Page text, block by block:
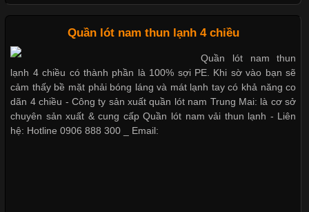
Cập nhật 2026-05-20 14:58:56
Vải thun là một trong những chất liệu được sử dụng rộng rãi
nhất trong ngành thời trang nhờ đặc tính co giãn, mềm mại và
thoải mái khi mặc. Từ áo thun, đồ thể thao cho đến đồ lót nam,
vải thun luôn đóng vai trò quan trọng trong quá trình sản xuất.
Hiện nay, nhu cầu tìm kiếm quần lót nam giá
Quần lót nam thun lạnh 4 chiều
Quần lót nam thun
lạnh 4 chiều có thành phần là 100% sợi PE. Khi sờ vào bạn sẽ
cảm thấy bề mặt phải bóng láng và mát lạnh tay có khả năng co
dãn 4 chiều - Công ty sản xuất quần lót nam Trung Mai: là cơ sở
chuyên sản xuất & cung cấp Quần lót nam vải thun lạnh - Liên
hệ: Hotline 0906 888 300 _ Email: